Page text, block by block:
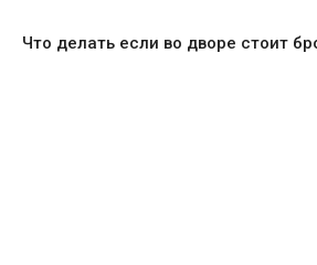
Что делать если во дворе стоит